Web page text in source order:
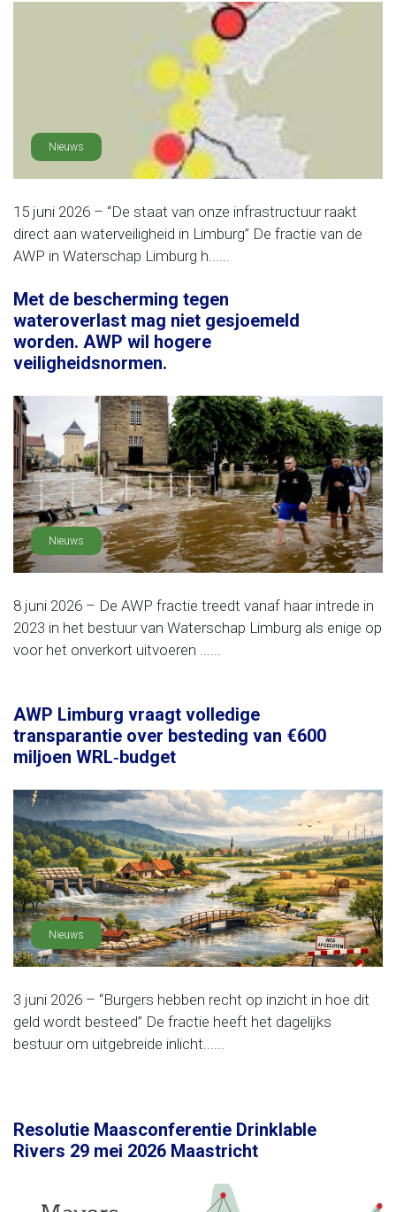
Nieuws
15 juni 2026 – “De staat van onze infrastructuur raakt
direct aan waterveiligheid in Limburg” De fractie van de
AWP in Waterschap Limburg h......
Met de bescherming tegen
wateroverlast mag niet gesjoemeld
worden. AWP wil hogere
veiligheidsnormen.
Nieuws
8 juni 2026 – De AWP fractie treedt vanaf haar intrede in
2023 in het bestuur van Waterschap Limburg als enige op
voor het onverkort uitvoeren ......
AWP Limburg vraagt volledige
transparantie over besteding van €600
miljoen WRL‑budget
Nieuws
3 juni 2026 – “Burgers hebben recht op inzicht in hoe dit
geld wordt besteed” De fractie heeft het dagelijks
bestuur om uitgebreide inlicht......
Resolutie Maasconferentie Drinklable
Rivers 29 mei 2026 Maastricht